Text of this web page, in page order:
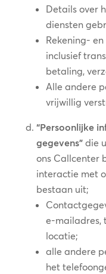
Details over
diensten
Rekening-
inclusief
betaling,
Alle andere
vrijwillig
“Persoonlijke
gegevens”die
ons Callcenter
interactie met
bestaan uit;
e-mailadres,
locatie;
alle andere
het